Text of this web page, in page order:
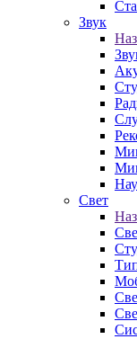
Звук
Свет